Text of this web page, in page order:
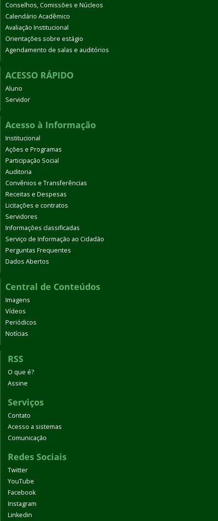
Conselhos, Comissões e Núcleos
Calendário Acadêmico
Avaliação Institucional
Orientações sobre estágio
Agendamento de salas e auditórios
ACESSO RÁPIDO
Aluno
Servidor
Acesso à Informação
Institucional
Ações e Programas
Participação Social
Auditoria
Convênios e Transferências
Receitas e Despesas
Licitações e contratos
Servidores
Informações classificadas
Serviço de Informação ao Cidadão
Perguntas Frequentes
Dados Abertos
Central de Conteúdos
Imagens
Vídeos
Periódicos
Notícias
RSS
O que é?
Assine
Serviços
Contato
Acesso a sistemas
Comunicação
Redes Sociais
Twitter
YouTube
Facebook
Instagram
Linkedin